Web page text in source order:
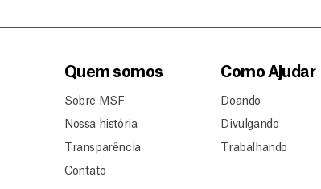
Quem somos
Sobre MSF
Nossa história
Transparência
Contato
Como Ajudar
Doando
Divulgando
Trabalhando